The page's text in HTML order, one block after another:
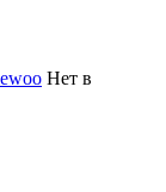
Нет в